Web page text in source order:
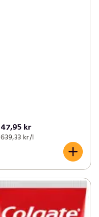
47,95 kr
639,33 kr /l